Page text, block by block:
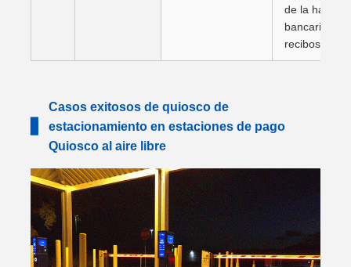
de la
bancarias,
recibos, etc.
Casos exitosos de quiosco de
estacionamiento en estaciones de pago
Quiosco al aire libre